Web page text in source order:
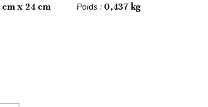
cm x 24 cm Poids :0,437 kg